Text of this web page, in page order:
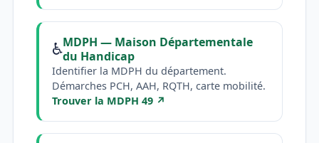
♿MDPH — Maison Départementale
du Handicap
Identifier la MDPH du département.
Démarches PCH, AAH, RQTH, carte mobilité.
Trouver la MDPH 49 ↗